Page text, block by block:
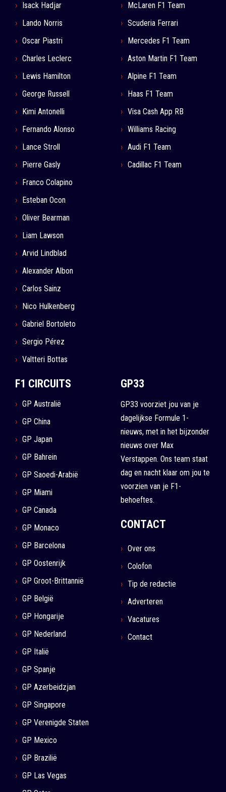
Isack Hadjar
Lando Norris
Oscar Piastri
Charles Leclerc
Lewis Hamilton
George Russell
Kimi Antonelli
Fernando Alonso
Lance Stroll
Pierre Gasly
Franco Colapino
Esteban Ocon
Oliver Bearman
Liam Lawson
Arvid Lindblad
Alexander Albon
Carlos Sainz
Nico Hulkenberg
Gabriel Bortoleto
Sergio Pérez
Valtteri Bottas
McLaren F1 Team
Scuderia Ferrari
Mercedes F1 Team
Aston Martin F1 Team
Alpine F1 Team
Haas F1 Team
Visa Cash App RB
Williams Racing
Audi F1 Team
Cadillac F1 Team
F1 CIRCUITS
GP Australië
GP China
GP Japan
GP Bahrein
GP Saoedi-Arabië
GP Miami
GP Canada
GP Monaco
GP Barcelona
GP Oostenrijk
GP Groot-Brittannië
GP België
GP Hongarije
GP Nederland
GP Italië
GP Spanje
GP Azerbeidzjan
GP Singapore
GP Verenigde Staten
GP Mexico
GP Brazilië
GP Las Vegas
GP33
GP33 voorziet jou van je
dagelijkse Formule 1-
nieuws, met in het bijzonder
nieuws over Max
Verstappen. Ons team staat
dag en nacht klaar om jou te
voorzien van je F1-
behoeftes.
CONTACT
Over ons
Colofon
Tip de redactie
Adverteren
Vacatures
Contact